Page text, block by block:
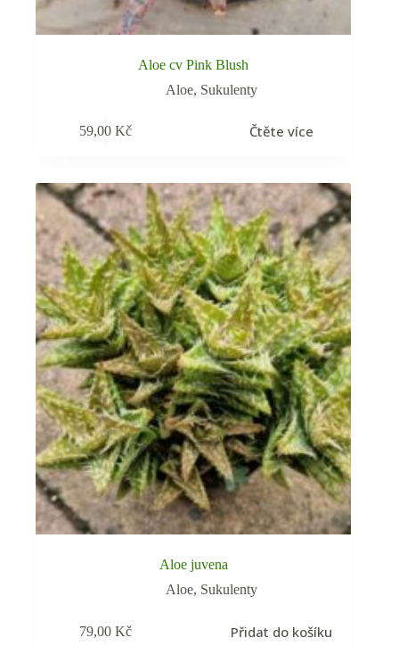
Aloe cv Pink Blush
Aloe, Sukulenty
59,00Kč Čtěte více
Aloe juvena
Aloe, Sukulenty
79,00Kč Přidat do košíku